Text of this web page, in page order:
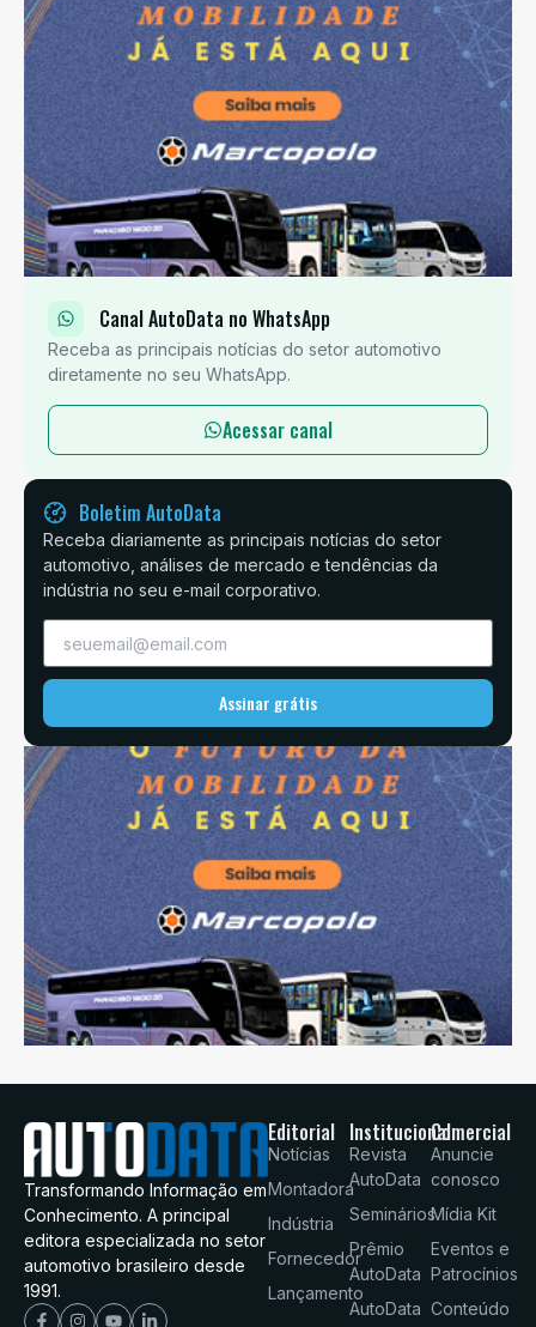
Canal AutoData no WhatsApp
Receba as principais notícias do setor automotivo
diretamente no seu WhatsApp.
Acessar canal
Boletim AutoData
Receba diariamente as principais notícias do setor
automotivo, análises de mercado e tendências da
indústria no seu e-mail corporativo.
Assinar grátis
Transformando Informação em
Conhecimento. A principal
editora especializada no setor
automotivo brasileiro desde
1991.
Editorial
Notícias
Montadora
Indústria
Fornecedor
Lançamento
Institucional
Revista
AutoData
Seminários
Prêmio
AutoData
AutoData
Comercial
Anuncie
conosco
Mídia Kit
Eventos e
Patrocínios
Conteúdo